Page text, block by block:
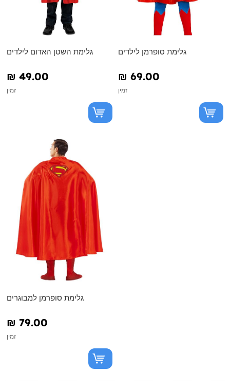
גלימת השטן האדום לילדים
₪‎ 49.00
זמין
גלימת סופרמן לילדים
₪‎ 69.00
זמין
גלימת סופרמן למבוגרים
₪‎ 79.00
זמין